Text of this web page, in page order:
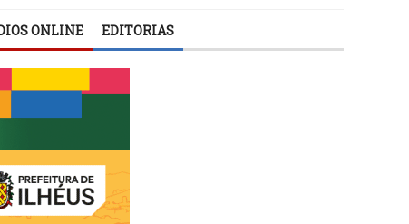
ONLINE EDITORIAS